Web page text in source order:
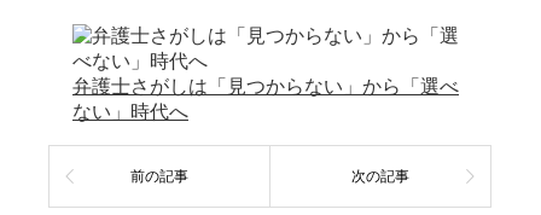
弁護士さがしは「見つからない」から「選べ
ない」時代へ
前の記事 次の記事